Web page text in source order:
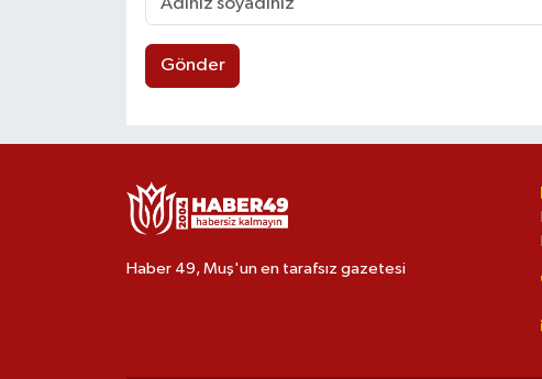
Gönder
Haber 49, Muş'un en tarafsız gazetesi